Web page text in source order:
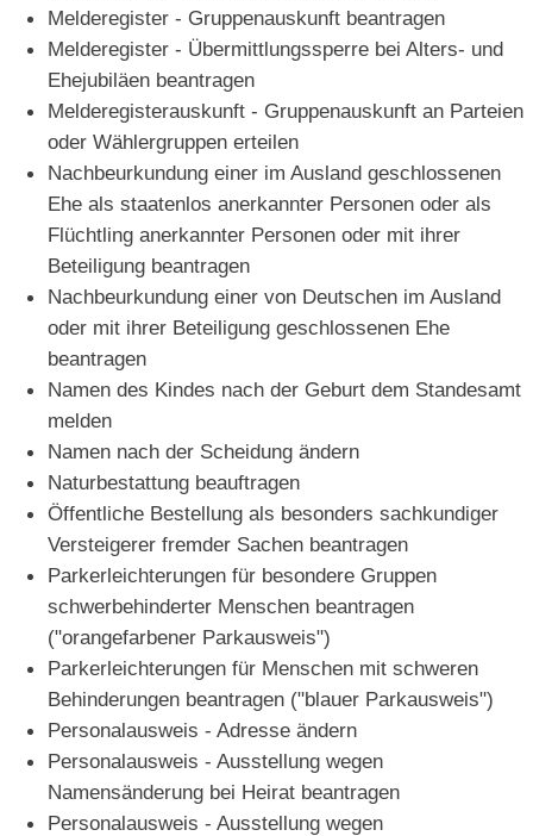
Melderegister - Gruppenauskunft beantragen
Melderegister - Übermittlungssperre bei Alters- und
Ehejubiläen beantragen
Melderegisterauskunft - Gruppenauskunft an Parteien
oder Wählergruppen erteilen
Nachbeurkundung einer im Ausland geschlossenen
Ehe als staatenlos anerkannter Personen oder als
Flüchtling anerkannter Personen oder mit ihrer
Beteiligung beantragen
Nachbeurkundung einer von Deutschen im Ausland
oder mit ihrer Beteiligung geschlossenen Ehe
beantragen
Namen des Kindes nach der Geburt dem Standesamt
melden
Namen nach der Scheidung ändern
Naturbestattung beauftragen
Öffentliche Bestellung als besonders sachkundiger
Versteigerer fremder Sachen beantragen
Parkerleichterungen für besondere Gruppen
schwerbehinderter Menschen beantragen
("orangefarbener Parkausweis")
Parkerleichterungen für Menschen mit schweren
Behinderungen beantragen ("blauer Parkausweis")
Personalausweis - Adresse ändern
Personalausweis - Ausstellung wegen
Namensänderung bei Heirat beantragen
Personalausweis - Ausstellung wegen